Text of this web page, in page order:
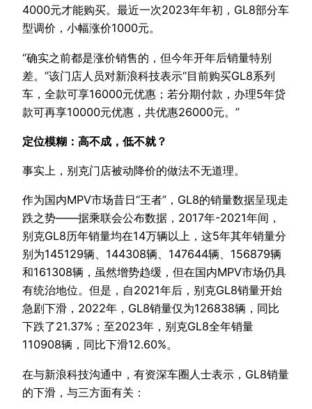
4000元才能购买。最近一次2023年年初，GL8部分车
型调价，小幅涨价1000元。
“确实之前都是涨价销售的，但今年开年后销量特别
差。”该门店人员对新浪科技表示“目前购买GL8系列
车，全款可享16000元优惠；若分期付款，办理5年贷
款可再享10000元优惠，共优惠26000元。”
定位模糊：高不成，低不就？
事实上，别克门店被动降价的做法不无道理。
作为国内MPV市场昔日“王者”，GL8的销量数据呈现走
跌之势——据乘联会公布数据，2017年-2021年间，
别克GL8历年销量均在14万辆以上，这5年其年销量分
别为145129辆、144308辆、147644辆、156879辆
和161308辆，虽然增势趋缓，但在国内MPV市场仍具
有统治地位。但是，自2021年后，别克GL8销量开始
急剧下滑，2022年，GL8销量仅为126838辆，同比
下跌了21.37%；至2023年，别克GL8全年销量
110908辆，同比下滑12.60%。
在与新浪科技沟通中，有资深车圈人士表示，GL8销量
的下滑，与三方面有关：